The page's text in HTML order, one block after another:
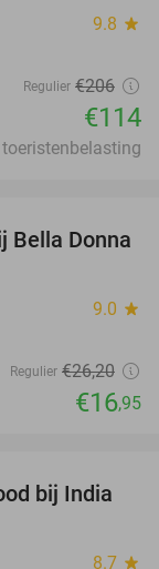
9.8 star
Regulier €206
€114
35%
Bella Donna
9.0 star
Regulier €26,20
€16,95
40%
bij India
8.7 star